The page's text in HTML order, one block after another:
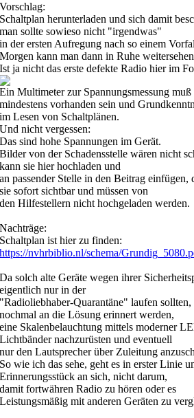
Vorschlag:
Schaltplan herunterladen und sich damit
man sollte sowieso nicht "irgendwas"
in der ersten Aufregung nach so einem
Morgen kann man dann in Ruhe
Ist ja nicht das erste defekte Radio hier im
Ein Multimeter zur Spannungsmessung muß
mindestens vorhanden sein und
im Lesen von Schaltplänen.
Und nicht vergessen:
Das sind hohe Spannungen im Gerät.
Bilder von der Schadensstelle wären nicht
kann sie hier hochladen und
an passender Stelle in den Beitrag einfügen,
sie sofort sichtbar und müssen von
den Hilfestellern nicht hochgeladen werden.
Nachträge:
Schaltplan ist hier zu finden:
https://nvhrbiblio.nl/schema/
Da solch alte Geräte wegen ihrer
eigentlich nur in der
"Radioliebhaber-Quarantäne" laufen
nochmal an die Lösung erinnert werden,
eine Skalenbelauchtung mittels moderner
Lichtbänder nachzurüsten und eventuell
nur den Lautsprecher über Zuleitung
So wie ich das sehe, geht es in erster Linie
Erinnerungsstück an sich, nicht darum,
damit fortwähren Radio zu hören oder es
Leistungsmäßig mit anderen Geräten zu